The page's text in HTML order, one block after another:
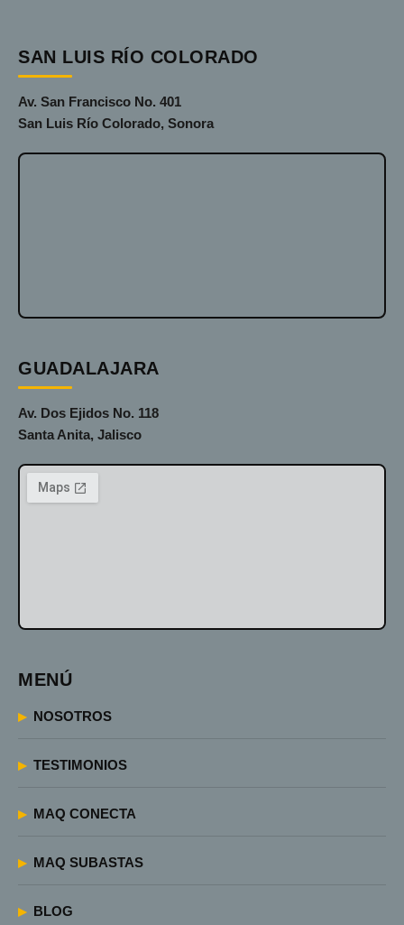
SAN LUIS RÍO COLORADO
Av. San Francisco No. 401
San Luis Río Colorado, Sonora
GUADALAJARA
Av. Dos Ejidos No. 118
Santa Anita, Jalisco
MENÚ
NOSOTROS
TESTIMONIOS
MAQ CONECTA
MAQ SUBASTAS
BLOG